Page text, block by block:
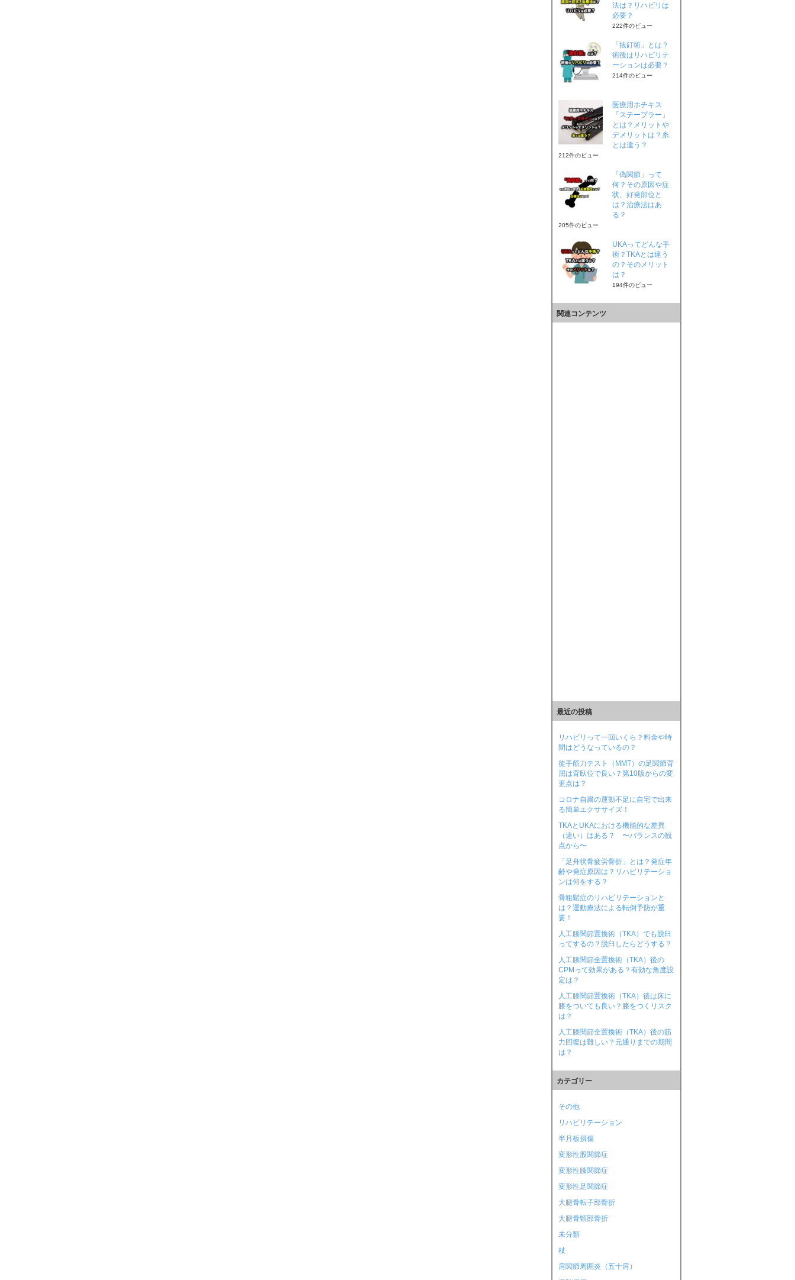
法は？リハビリは
必要？
222件のビュー
「抜釘術」とは？
術後はリハビリテ
ーションは必要？
214件のビュー
医療用ホチキス
「ステープラー」
とは？メリットや
デメリットは？糸
とは違う？
212件のビュー
「偽関節」って
何？その原因や症
状、好発部位と
は？治療法はあ
る？
205件のビュー
UKAってどんな手
術？TKAとは違う
の？そのメリット
は？
194件のビュー
関連コンテンツ
最近の投稿
リハビリって一回いくら？料金や時
間はどうなっているの？
徒手筋力テスト（MMT）の足関節背
屈は背臥位で良い？第10版からの変
更点は？
コロナ自粛の運動不足に自宅で出来
る簡単エクササイズ！
TKAとUKAにおける機能的な差異
（違い）はある？ 〜バランスの観
点から〜
「足舟状骨疲労骨折」とは？発症年
齢や発症原因は？リハビリテーショ
ンは何をする？
骨粗鬆症のリハビリテーションと
は？運動療法による転倒予防が重
要！
人工膝関節置換術（TKA）でも脱臼
ってするの？脱臼したらどうする？
人工膝関節全置換術（TKA）後の
CPMって効果がある？有効な角度設
定は？
人工膝関節置換術（TKA）後は床に
膝をついても良い？膝をつくリスク
は？
人工膝関節全置換術（TKA）後の筋
力回復は難しい？元通りまでの期間
は？
カテゴリー
その他
リハビリテーション
半月板損傷
変形性股関節症
変形性膝関節症
変形性足関節症
大腿骨転子部骨折
大腿骨頸部骨折
未分類
杖
肩関節周囲炎（五十肩）